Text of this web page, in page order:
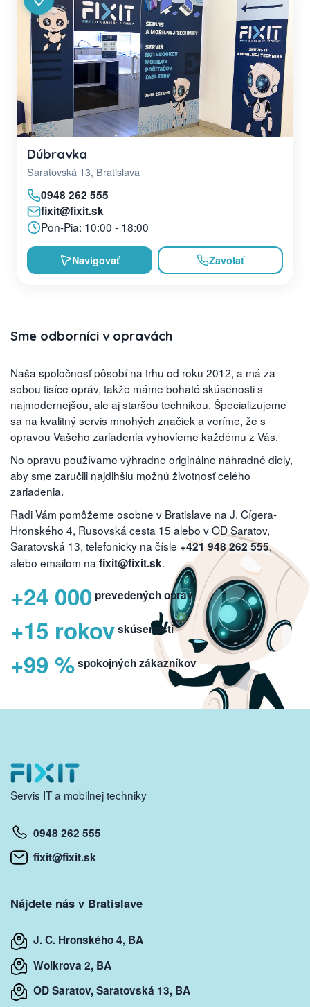
Dúbravka
Saratovská 13, Bratislava
0948 262 555
fixit@fixit.sk
Pon-Pia: 10:00 - 18:00
Navigovať Zavolať
Sme odborníci v opravách
Naša spoločnosť pôsobí na trhu od roku 2012, a má za
sebou tisíce opráv, takže máme bohaté skúsenosti s
najmodernejšou, ale aj staršou technikou. Špecializujeme
sa na kvalitný servis mnohých značiek a veríme, že s
opravou Vašeho zariadenia vyhovieme každému z Vás.
No opravu používame výhradne originálne náhradné diely,
aby sme zaručili najdlhšiu možnú životnosť celého
zariadenia.
Radi Vám pomôžeme osobne v Bratislave na J. Cígera-
Hronského 4, Rusovská cesta 15 alebo v OD Saratov,
Saratovská 13, telefonicky na čísle +421 948 262 555,
alebo emailom na fixit@fixit.sk.
+24 000 prevedených opráv
+15 rokovskúseností
+99 %spokojných zákazníkov
Servis IT a mobilnej techniky
0948 262 555
fixit@fixit.sk
Nájdete nás v Bratislave
J. C. Hronského 4, BA
Wolkrova 2, BA
OD Saratov, Saratovská 13, BA